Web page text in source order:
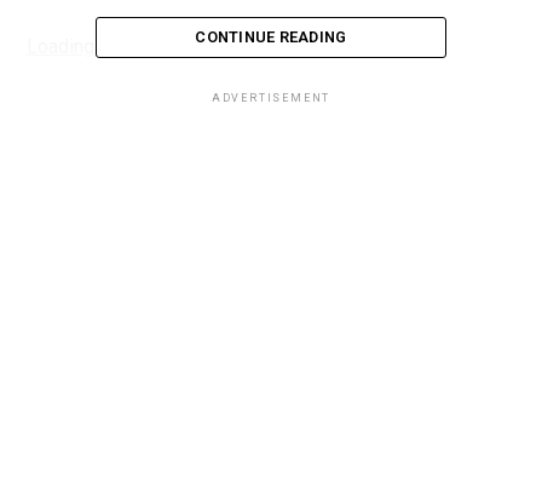
CONTINUE READING
ADVERTISEMENT